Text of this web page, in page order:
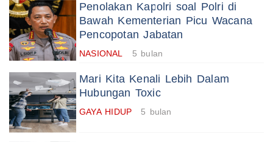
Penolakan Kapolri soal Polri di
Bawah Kementerian Picu Wacana
Pencopotan Jabatan
NASIONAL 5 bulan
Mari Kita Kenali Lebih Dalam
Hubungan Toxic
GAYA HIDUP 5 bulan